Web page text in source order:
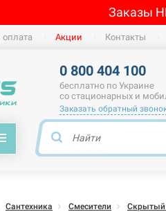
Заказы
оплата Акции Контакты
0 800 404 100
бесплатно по Украине
со стационарных и
Заказать обратный
Сантехника Смесители